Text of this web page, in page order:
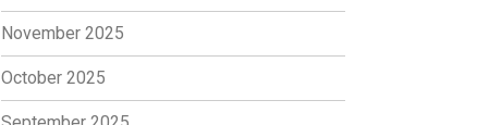
November 2025
October 2025